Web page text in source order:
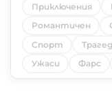
Приключения
Романтичен
Спорт
Ужаси
Фарс